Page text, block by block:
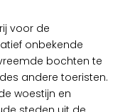
voor de
onbekende
bochten te
andere toeristen.
woestijn en